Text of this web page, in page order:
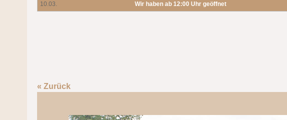
10.03.
Wir haben ab 12:00 Uhr geöffnet
« Zurück